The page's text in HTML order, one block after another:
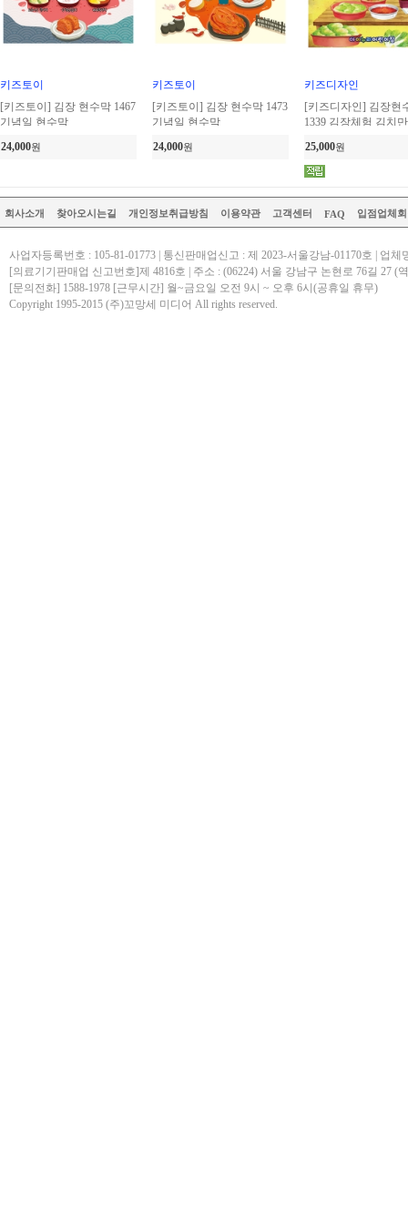
키즈토이
[키즈토이] 김장 현수막 1467
기념일 현수막
24,000원
키즈토이
[키즈토이] 김장 현수막 1473
기념일 현수막
24,000원
키즈디자인
[키즈디자인] 김장현
1339 김장체험 김치
25,000원
회사소개 찾아오시는길 개인정보취급방침 이용약관 고객센터 FAQ 입점업체
사업자등록번호 : 105-81-01773 | 통신판매업신고 : 제 2023-서울강남-01170호 | 업
[의료기기판매업 신고번호]제 4816호 | 주소 : (06224) 서울 강남구 논현로 76길 27 (
[문의전화] 1588-1978 [근무시간] 월~금요일 오전 9시 ~ 오후 6시(공휴일 휴무)
Copyright 1995-2015 (주)꼬망세 미디어 All rights reserved.